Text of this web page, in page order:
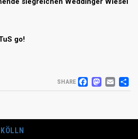
go!
SHARE